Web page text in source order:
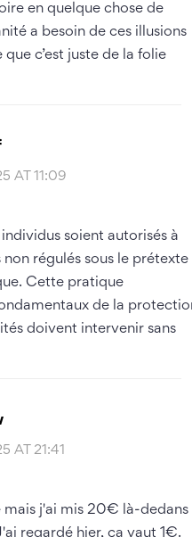
en quelque chose de
a besoin de ces illusions
c’est juste de la folie
AT 11:09
soient autorisés à
régulés sous le prétexte
Cette pratique
de la
doivent intervenir sans
AT 21:41
mais j'ai mis 20€ là-dedans
regardé hier, ça vaut 1€.